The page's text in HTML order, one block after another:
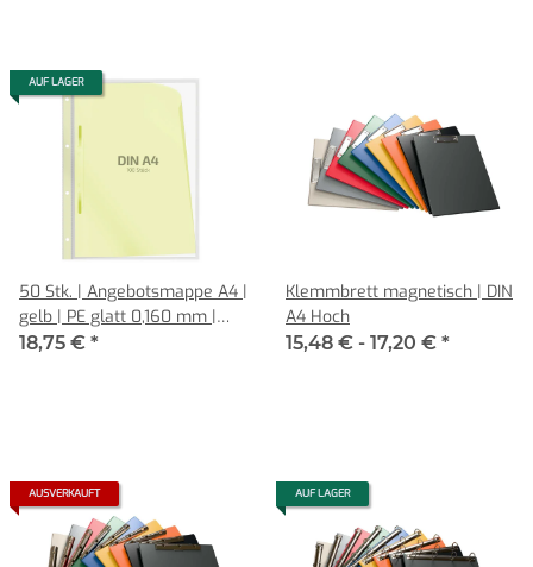
AUF LAGER
50 Stk. | Angebotsmappe A4 |
gelb | PE glatt 0,160 mm |
REIF Hamburg
18,75 € *
Klemmbrett magnetisch | DIN
A4 Hoch
15,48 € - 17,20 € *
AUSVERKAUFT AUF LAGER